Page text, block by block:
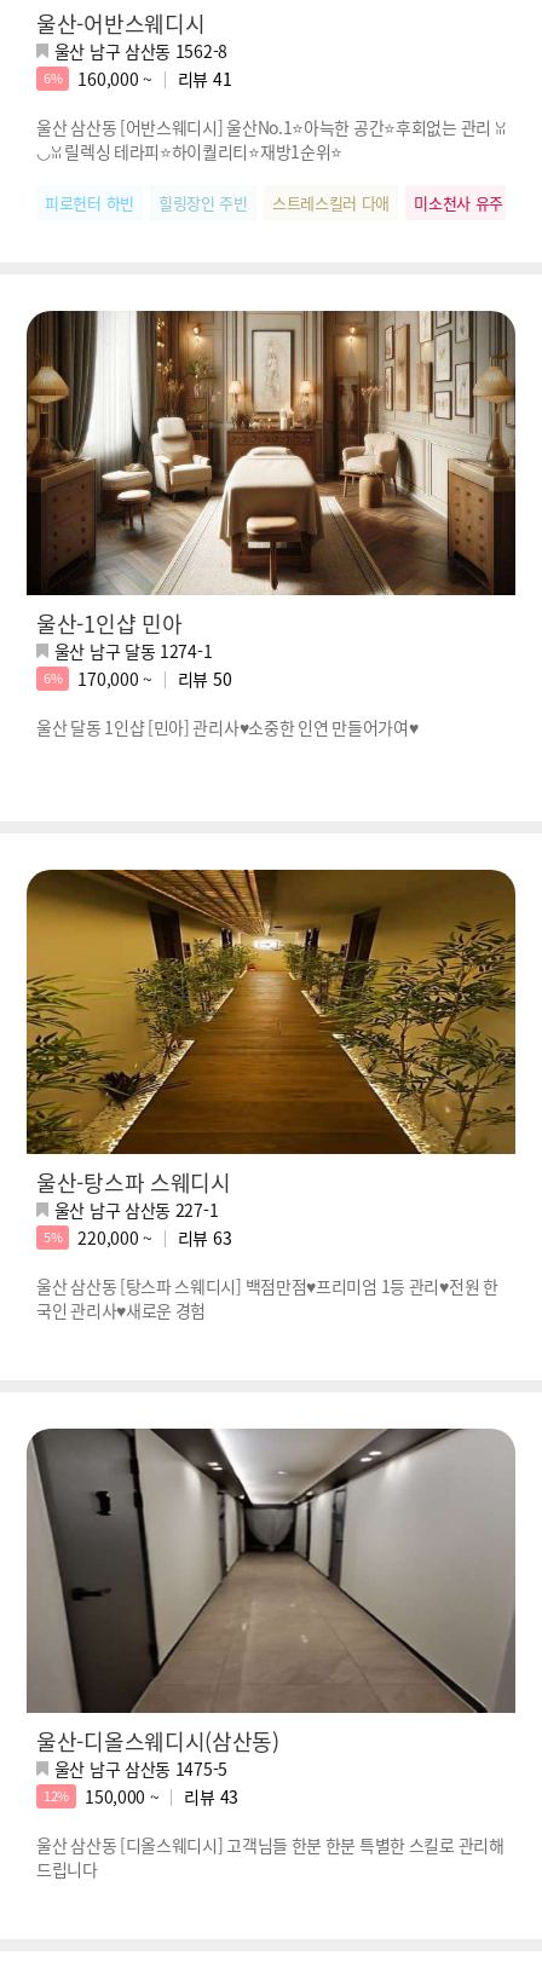
울산-어반스웨디시
울산 남구 삼산동 1562-8
6% 160,000 ~ 리뷰 41
울산 삼산동 [어반스웨디시] 울산No.1⭐아늑한 공간⭐후회없는 관리 ꈍ
◡ꈍ 릴렉싱 테라피⭐하이퀄리티⭐재방1순위⭐
피로헌터 하빈 힐링장인 주빈 스트레스킬러 다애 미소천사 유주
울산-1인샵 민아
울산 남구 달동 1274-1
6% 170,000 ~ 리뷰 50
울산 달동 1인샵 [민아] 관리사♥소중한 인연 만들어가여♥
울산-탕스파 스웨디시
울산 남구 삼산동 227-1
5% 220,000 ~ 리뷰 63
울산 삼산동 [탕스파 스웨디시] 백점만점♥프리미엄 1등 관리♥전원 한
국인 관리사♥새로운 경험
울산-디올스웨디시(삼산동)
울산 남구 삼산동 1475-5
12% 150,000 ~ 리뷰 43
울산 삼산동 [디올스웨디시] 고객님들 한분 한분 특별한 스킬로 관리해
드립니다